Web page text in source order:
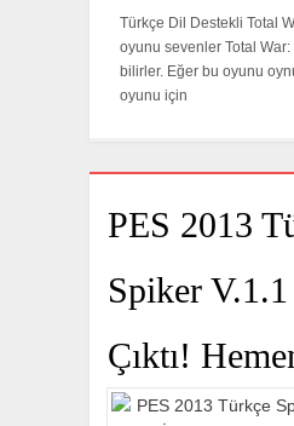
Türkçe Dil Destekli Total
oyunu sevenler Total
bilirler. Eğer bu oyunu
oyunu için
PES 2013
Spiker
Çıktı!